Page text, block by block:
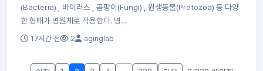
(Bacteria) , 바이러스 , 곰팡이(Fungi) , 원생동물(Protozoa) 등 다양
한 형태가 병원체로 작용한다. 병…
17시간 전 2 aginglab